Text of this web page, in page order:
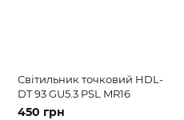
Світильник точковий HDL-
DT 93 GU5.3 PSL MR16
450 грн